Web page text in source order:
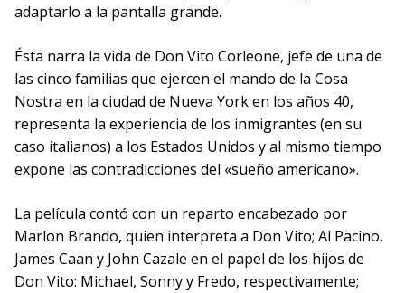
adaptarlo a la pantalla grande.
Ésta narra la vida de Don Vito Corleone, jefe de una de
las cinco familias que ejercen el mando de la Cosa
Nostra en la ciudad de Nueva York en los años 40,
representa la experiencia de los inmigrantes (en su
caso italianos) a los Estados Unidos y al mismo tiempo
expone las contradicciones del «sueño americano».
La película contó con un reparto encabezado por
Marlon Brando, quien interpreta a Don Vito; Al Pacino,
James Caan y John Cazale en el papel de los hijos de
Don Vito: Michael, Sonny y Fredo, respectivamente;